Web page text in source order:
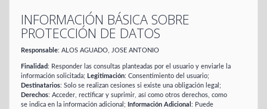
INFORMACIÓN BÁSICA SOBRE
PROTECCIÓN DE DATOS
Responsable: ALOS AGUADO, JOSE ANTONIO
Finalidad: Responder las consultas planteadas por el usuario y enviarle la
información solicitada; Legitimación: Consentimiento del usuario;
Destinatarios: Solo se realizan cesiones si existe una obligación legal;
Derechos: Acceder, rectificar y suprimir, así como otros derechos, como
se indica en la información adicional;
Información Adicional : Puede